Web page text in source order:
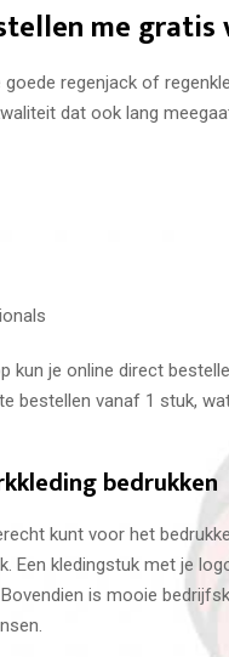
me gratis
regenjack of
dat ook lang
kun je online direct
bestellen vanaf 1 stuk,
bedrukken
kunt voor het
Een kledingstuk met je
is mooie